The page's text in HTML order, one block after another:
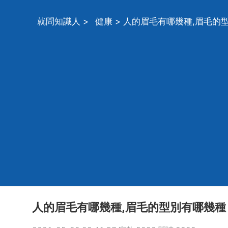
就問知識人 > 健康 > 人的眉毛有哪幾種,眉毛的
人的眉毛有哪幾種,眉毛的型別有哪幾種